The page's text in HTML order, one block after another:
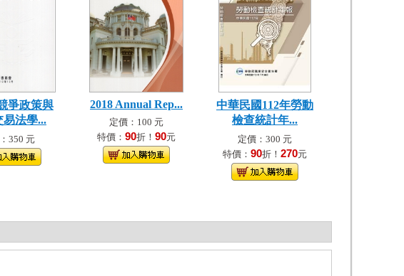
爭政策與
易法學...
350 元
2018 Annual Rep...
定價：100 元
特價： 90折！ 90元
中華民國112年勞動
檢查統計年...
定價：300 元
特價： 90折！ 270元